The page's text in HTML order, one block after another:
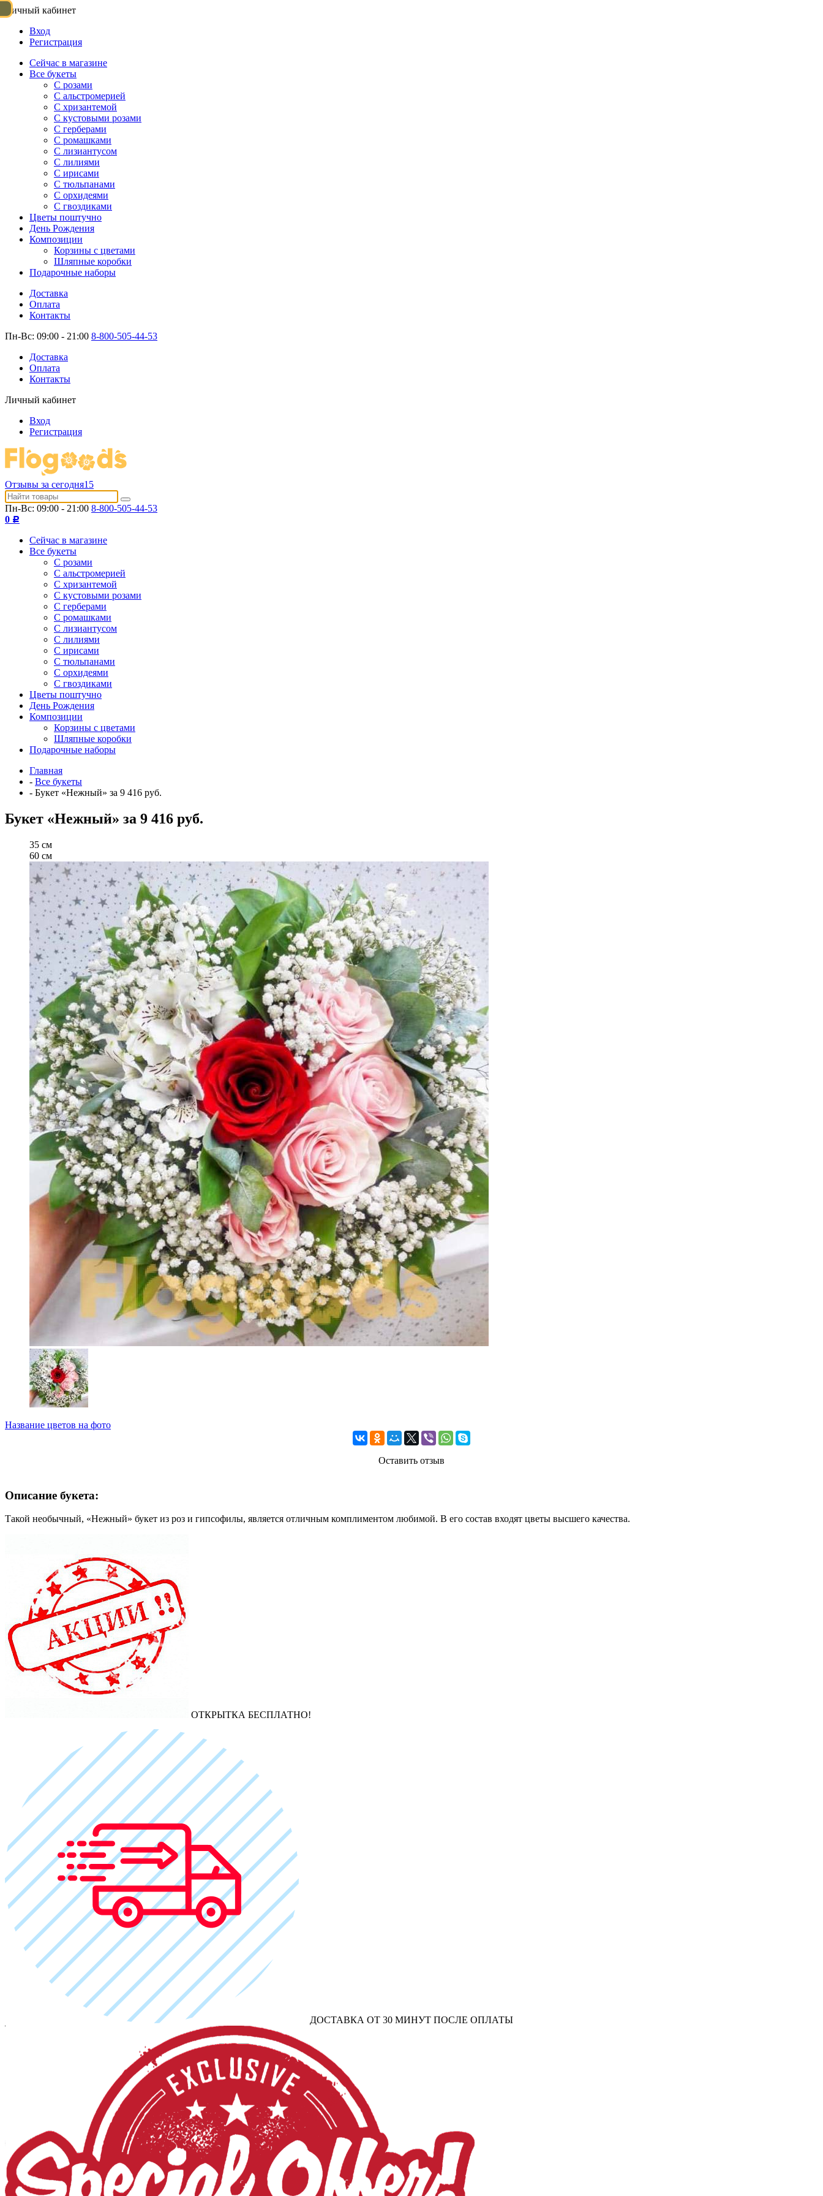
Личный кабинет
Вход
Регистрация
Сейчас в магазине
Все букеты
C розами
С альстромерией
С хризантемой
С кустовыми розами
С герберами
С ромашками
С лизиантусом
С лилиями
С ирисами
С тюльпанами
С орхидеями
С гвоздиками
Цветы поштучно
День Рождения
Композиции
Корзины с цветами
Шляпные коробки
Подарочные наборы
Доставка
Оплата
Контакты
Пн-Вс: 09:00 - 21:00 8-800-505-44-53
Доставка
Оплата
Контакты
Личный кабинет
Вход
Регистрация
Отзывы за сегодня15
Пн-Вс: 09:00 - 21:00 8-800-505-44-53
0 Р
Сейчас в магазине
Все букеты
C розами
С альстромерией
С хризантемой
С кустовыми розами
С герберами
С ромашками
С лизиантусом
С лилиями
С ирисами
С тюльпанами
С орхидеями
С гвоздиками
Цветы поштучно
День Рождения
Композиции
Корзины с цветами
Шляпные коробки
Подарочные наборы
Главная
- Все букеты
- Букет «Нежный» за 9 416 руб.
Букет «Нежный» за 9 416 руб.
35 см
60 см
Название цветов на фото
Оставить отзыв
Описание букета:
Такой необычный, «Нежный» букет из роз и гипсофилы, является отличным комплиментом любимой. В его состав входят цветы высшего качества.
ОТКРЫТКА БЕСПЛАТНО!
ДОСТАВКА ОТ 30 МИНУТ ПОСЛЕ ОПЛАТЫ